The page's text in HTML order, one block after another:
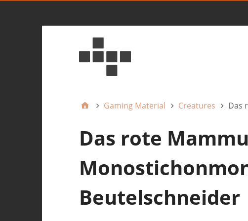
Gaming Material Creatures Das
Das rote
Beutelschneider